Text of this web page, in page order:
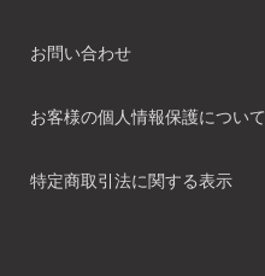
お問い合わせ
お客様の個人情報保護について
特定商取引法に関する表示